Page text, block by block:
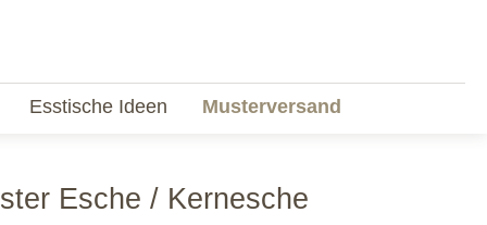
Esstische Ideen Musterversand
Esche / Kernesche